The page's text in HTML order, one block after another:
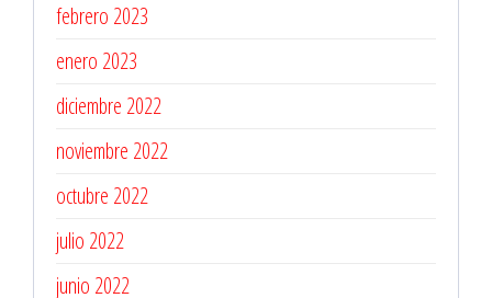
febrero 2023
enero 2023
diciembre 2022
noviembre 2022
octubre 2022
julio 2022
junio 2022